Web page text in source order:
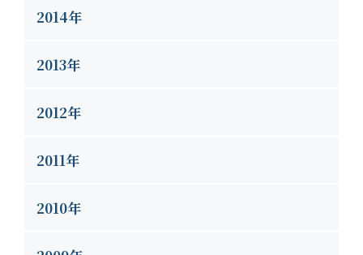
2014年
2013年
2012年
2011年
2010年